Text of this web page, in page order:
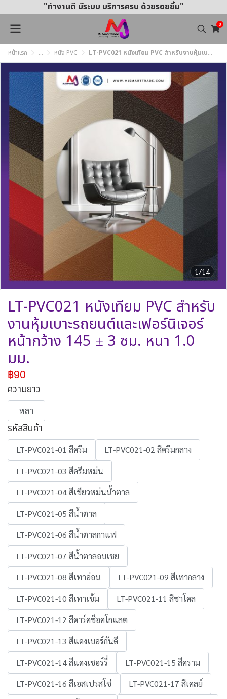
"ทำงานดี มีระบบ บริการครบ ด้วยรอยยิ้ม"
0
หน้าแรก ... หนัง PVC LT-PVC021 หนังเทียม PVC สำหรับงานหุ้มเบาะรถยนต์และเฟอร์นิเจอร์ หน้ากว้าง 145 ± 3 ซม. หนา 1.0 มม.
1/14
LT-PVC021 หนังเทียม PVC สำหรับ
งานหุ้มเบาะรถยนต์และเฟอร์นิเจอร์
หน้ากว้าง 145 ± 3 ซม. หนา 1.0
มม.
฿90
ความยาว
หลา
รหัสสินค้า
LT-PVC021-01 สีครีม
LT-PVC021-02 สีครีมกลาง
LT-PVC021-03 สีครีมหม่น
LT-PVC021-04 สีเขียวหม่นน้ำตาล
LT-PVC021-05 สีน้ำตาล
LT-PVC021-06 สีน้ำตาลกาแฟ
LT-PVC021-07 สีน้ำตาลอบเชย
LT-PVC021-08 สีเทาอ่อน
LT-PVC021-09 สีเทากลาง
LT-PVC021-10 สีเทาเข้ม
LT-PVC021-11 สีชาโคล
LT-PVC021-12 สีดาร์คช็อคโกแลต
LT-PVC021-13 สีแดงเบอร์กันดี
LT-PVC021-14 สีแดงเชอร์รี่
LT-PVC021-15 สีคราม
LT-PVC021-16 สีเอสเปรสโซ่
LT-PVC021-17 สีเคลย์